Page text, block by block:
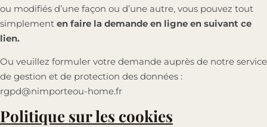
ou modifiés d’une façon ou d’une autre, vous pouvez tout
simplement en faire la demande en ligne en suivant ce
lien.
Ou veuillez formuler votre demande auprès de notre service
de gestion et de protection des données :
rgpd@nimporteou-home.fr
Politique sur les cookies